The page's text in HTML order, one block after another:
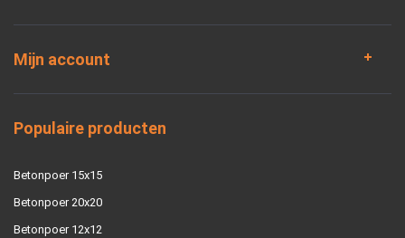
Mijn account
Populaire producten
Betonpoer 15x15
Betonpoer 20x20
Betonpoer 12x12